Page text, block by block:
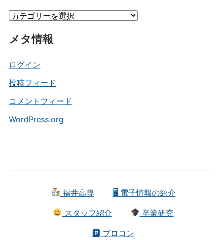
ブ
カ
ゴ
ー
メタ情報
ログイン
投稿フィード
コメントフィード
WordPress.org
福井高専 🖥 電子情報の紹介
スタッフ紹介 卒業研究
🅿 プロコン